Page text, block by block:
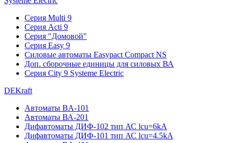
Серия Multi 9
Серия Acti 9
Серия "Домовой"
Серия Easy 9
Силовые автоматы Easypact Compact NS
Доп. сборочные единицы для силовых ВА
Серия City 9 Systeme Electric
DEKraft
Автоматы BA-101
Автоматы ВА-201
Дифавтоматы ДИФ-102 тип АС lcu=6kA
Дифавтоматы ДИФ-101 тип АС lcu=4.5kA